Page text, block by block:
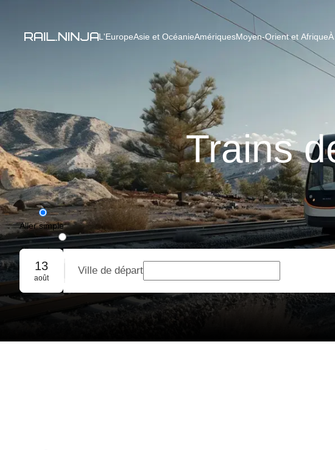
L'EuropeAsie et OcéanieAmériquesMoyen-Orient et Afrique
Trains
Aller simple
Aller-retour
Réservation de groupe
13
août
Ville de départ